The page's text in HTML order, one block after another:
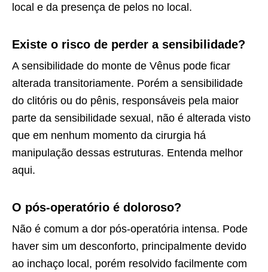
local e da presença de pelos no local.
Existe o risco de perder a sensibilidade?
A sensibilidade do monte de Vênus pode ficar
alterada transitoriamente. Porém a sensibilidade
do clitóris ou do pênis, responsáveis pela maior
parte da sensibilidade sexual, não é alterada visto
que em nenhum momento da cirurgia há
manipulação dessas estruturas. Entenda melhor
aqui.
O pós-operatório é doloroso?
Não é comum a dor pós-operatória intensa. Pode
haver sim um desconforto, principalmente devido
ao inchaço local, porém resolvido facilmente com